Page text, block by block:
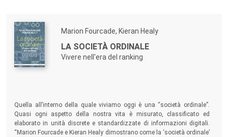
Marion Fourcade, Kieran Healy
LA SOCIETÀ ORDINALE
Vivere nell'era del ranking
Quella all’interno della quale viviamo oggi è una “società ordinale”.
Quasi ogni aspetto della nostra vita è misurato, classificato ed
elaborato in unità discrete e standardizzate di informazioni digitali.
“Marion Fourcade e Kieran Healy dimostrano come la ‘società ordinale’